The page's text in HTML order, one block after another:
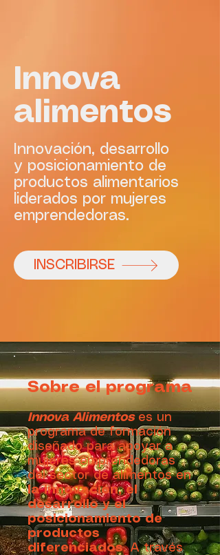
Innova
alimentos
Innovación, desarrollo
y posicionamiento de
productos alimentarios
liderados por mujeres
emprendedoras.
INSCRIBIRSE
Sobre el programa
Innova Alimentoses un
programa de formación
diseñado para apoyar a
mujeres emprendedoras
del sector de alimentos en
la innovación, el
desarrollo y el
posicionamiento de
productos
diferenciados. A través